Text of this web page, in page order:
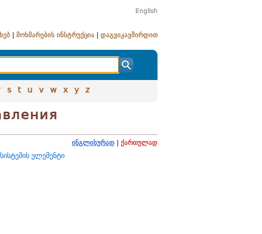
English
მოხმარების ინსტრუქცია დაგვიკავშირდით
s t u v w x y z
ინგლისურად
ქართულად
ელემენტი